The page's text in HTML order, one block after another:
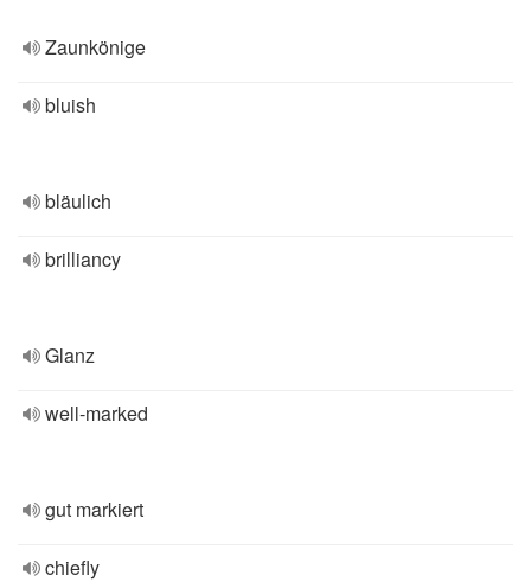
Zaunkönige
bluish
bläulich
brilliancy
Glanz
well-marked
gut markiert
chiefly